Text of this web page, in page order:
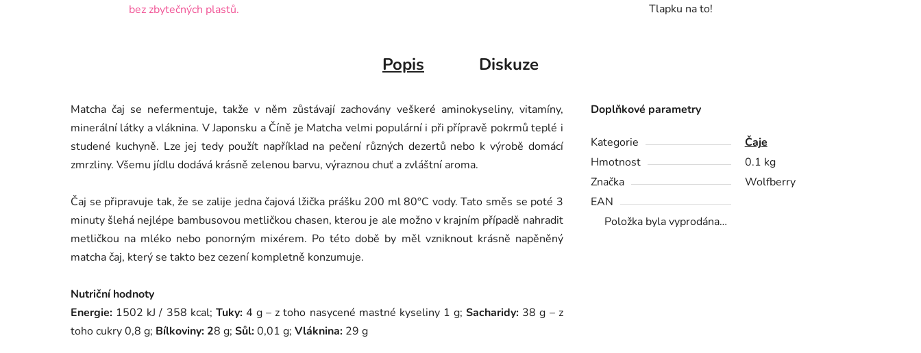
bez zbytečných plastů.
Tlapku na to!
Popis Diskuze
Matcha čaj se nefermentuje, takže v něm zůstávají zachovány veškeré aminokyseliny, vitamíny,
minerální látky a vláknina. V Japonsku a Číně je Matcha velmi populární i při přípravě pokrmů teplé i
studené kuchyně. Lze jej tedy použít například na pečení různých dezertů nebo k výrobě domácí
zmrzliny. Všemu jídlu dodává krásně zelenou barvu, výraznou chuť a zvláštní aroma.
Čaj se připravuje tak, že se zalije jedna čajová lžička prášku 200 ml 80°C vody. Tato směs se poté 3
minuty šlehá nejlépe bambusovou metličkou chasen, kterou je ale možno v krajním případě nahradit
metličkou na mléko nebo ponorným mixérem. Po této době by měl vzniknout krásně napěněný
matcha čaj, který se takto bez cezení kompletně konzumuje.
Nutriční hodnoty
Energie: 1502 kJ / 358 kcal; Tuky: 4 g – z toho nasycené mastné kyseliny 1 g;Sacharidy: 38 g – z
toho cukry 0,8 g; Bílkoviny: 28 g; Sůl:0,01 g; Vláknina: 29 g
Doplňkové parametry
Kategorie
Čaje
Hmotnost
0.1 kg
Značka
Wolfberry
EAN
Položka byla vyprodána…